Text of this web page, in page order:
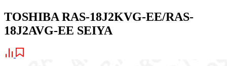
TOSHIBA RAS-18J2KVG-EE/RAS-
18J2AVG-EE SEIYA